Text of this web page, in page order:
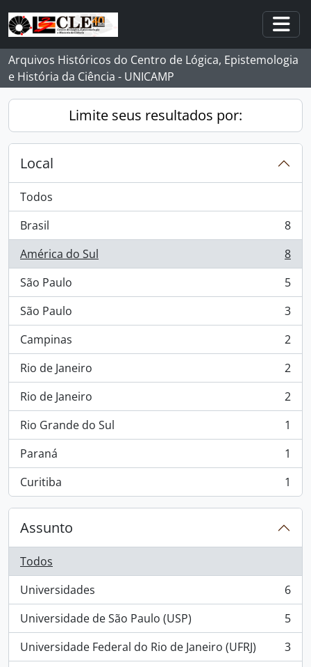
Skip to main content
Arquivos Históricos do Centro de Lógica, Epistemologia
e História da Ciência - UNICAMP
Limite seus resultados por:
Local
Todos
Brasil
, 8 resultados
8
América do Sul
, 8 resultados
8
São Paulo
, 5 resultados
5
São Paulo
, 3 resultados
3
Campinas
, 2 resultados
2
Rio de Janeiro
, 2 resultados
2
Rio de Janeiro
, 2 resultados
2
Rio Grande do Sul
, 1 resultados
1
Paraná
, 1 resultados
1
Curitiba
, 1 resultados 1
Assunto
Todos
Universidades
, 6 resultados
6
Universidade de São Paulo (USP)
, 5 resultados
5
Universidade Federal do Rio de Janeiro (UFRJ)
, 3 resultados
3